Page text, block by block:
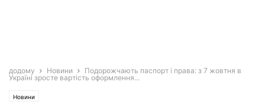
додому Новини
Подорожчають паспорт і права: з 7 жовтня в
Україні зросте вартість оформлення...
Новини